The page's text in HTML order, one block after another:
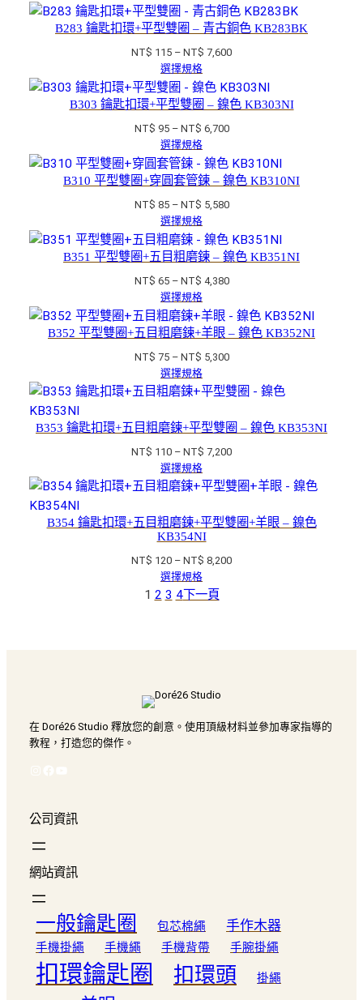
範
圍：
到
B283 鑰匙扣環+平型雙圈 – 青古銅色 KB283BK
NT$ 115 – NT$ 7,600價
範
圍：
選擇規格
B303 鑰匙扣環+平型雙圈 – 鎳色 KB303NI
NT$ 95 – NT$ 6,700價
範
圍：
到
選擇規格
B310 平型雙圈+穿圓套管鍊 – 鎳色 KB310NI
NT$ 85 – NT$ 5,580價
範
圍：
到
選擇規格
B351 平型雙圈+五目粗磨鍊 – 鎳色 KB351NI
NT$ 65 – NT$ 4,380價
範
圍：
到
選擇規格
B352 平型雙圈+五目粗磨鍊+羊眼 – 鎳色 KB352NI
NT$ 75 – NT$ 5,300價
範
NT$ 75
到
NT$ 5,300
選擇規格
B353 鑰匙扣環+五目粗磨鍊+平型雙圈 – 鎳色 KB353NI
NT$ 110 – NT$ 7,200價
範
NT$ 110
到
選擇規格
B354 鑰匙扣環+五目粗磨鍊+平型雙圈+羊眼 – 鎳色
KB354NI
NT$ 120 – NT$ 8,200價
選擇規格
1 2 3 4下一頁
在 Doré26 Studio 釋放您的創意。使用頂級材料並參加專家指導的
教程，打造您的傑作。
公司資訊
網站資訊
一般鑰匙圈 包芯棉繩 手作木器
手機掛繩 手機繩 手機背帶 手腕掛繩
扣環鑰匙圈 扣環頭 掛繩